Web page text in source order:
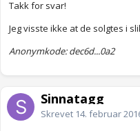
Takk for svar!
Jeg visste ikke at de solgtes i
Anonymkode: dec6d...0a2
Sinnatagg
Skrevet 14. februar